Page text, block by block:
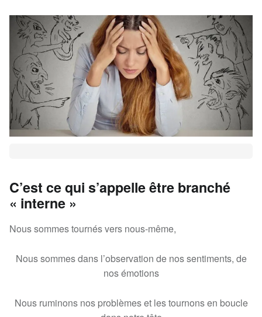
C’est ce qui s’appelle être branché
« interne »
Nous sommes tournés vers nous-même,
Nous sommes dans l’observation de nos sentiments, de
nos émotions
Nous ruminons nos problèmes et les tournons en boucle